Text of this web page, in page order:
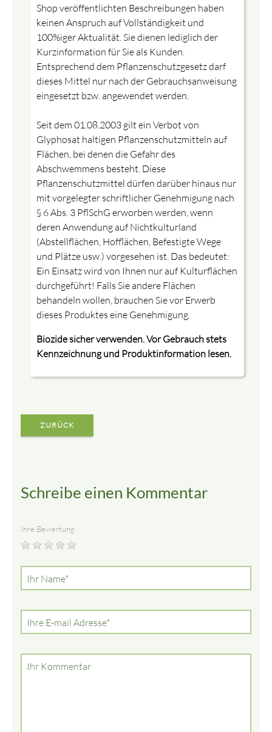
Shop veröffentlichten Beschreibungen haben
keinen Anspruch auf Vollständigkeit und
100%iger Aktualität. Sie dienen lediglich der
Kurzinformation für Sie als Kunden.
Entsprechend dem Pflanzenschutzgesetz darf
dieses Mittel nur nach der Gebrauchsanweisung
eingesetzt bzw. angewendet werden.
Seit dem 01.08.2003 gilt ein Verbot von
Glyphosat haltigen Pflanzenschutzmitteln auf
Flächen, bei denen die Gefahr des
Abschwemmens besteht. Diese
Pflanzenschutzmittel dürfen darüber hinaus nur
mit vorgelegter schriftlicher Genehmigung nach
§ 6 Abs. 3 PflSchG erworben werden, wenn
deren Anwendung auf Nichtkulturland
(Abstellflächen, Hofflächen, Befestigte Wege
und Plätze usw.) vorgesehen ist. Das bedeutet:
Ein Einsatz wird von Ihnen nur auf Kulturflächen
durchgeführt! Falls Sie andere Flächen
behandeln wollen, brauchen Sie vor Erwerb
dieses Produktes eine Genehmigung.
Biozide sicher verwenden. Vor Gebrauch stets
Kennzeichnung und Produktinformation lesen.
ZURÜCK
Schreibe einen Kommentar
Ihre Bewertung
Pflichtfeld
Ihr Name*
Pflichtfeld
Ihre E-mail Adresse*
Ihr Kommentar